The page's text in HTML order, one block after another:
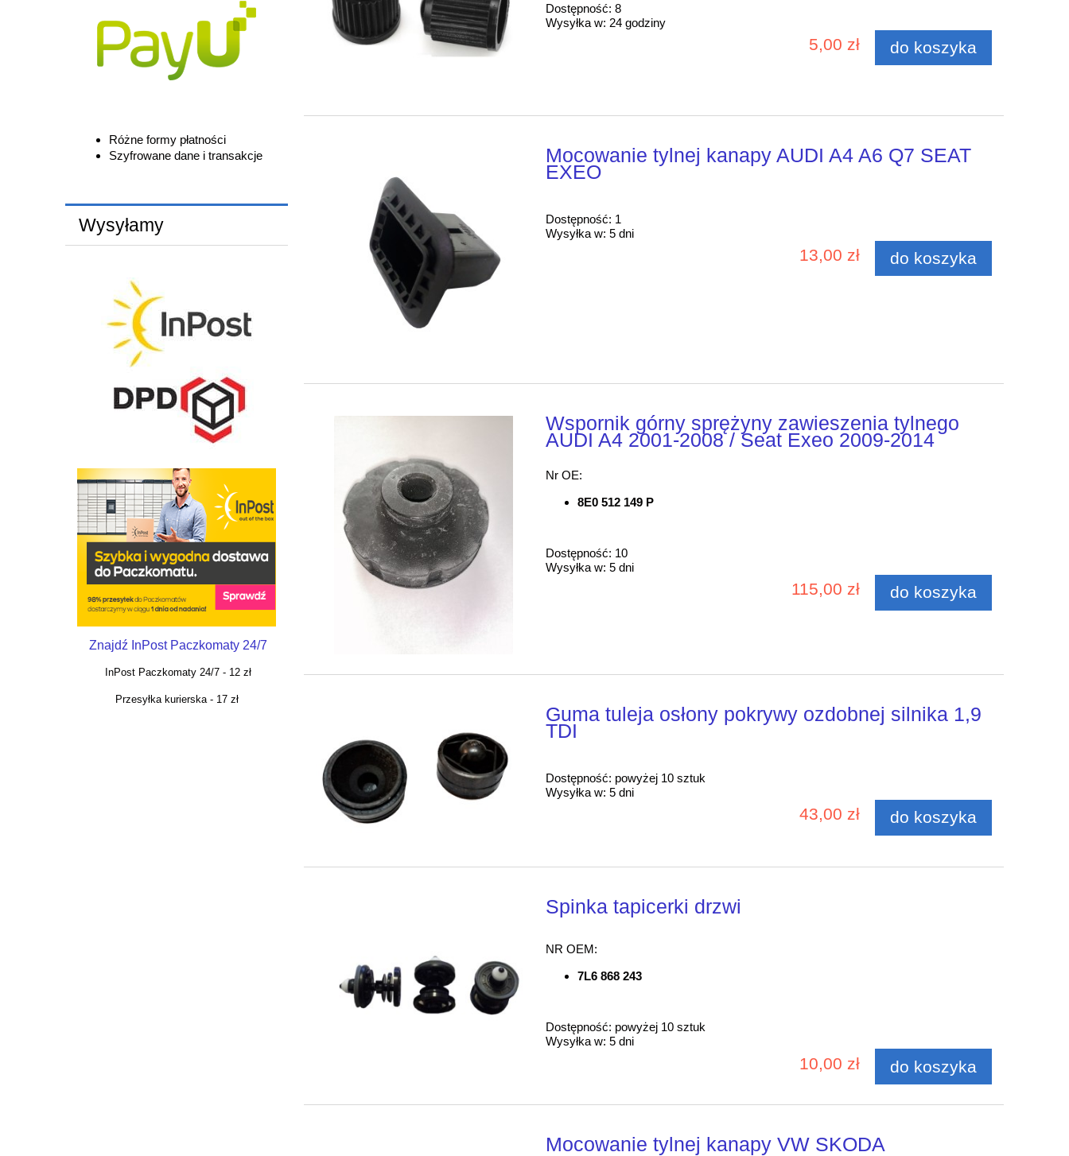
Różne formy płatności
Szyfrowane dane i transakcje
Wysyłamy
Znajdź InPost Paczkomaty 24/7
InPost Paczkomaty 24/7 - 12 zł
Przesyłka kurierska - 17 zł
Dostępność: 8
Wysyłka w: 24 godziny
5,00 zł do koszyka
Mocowanie tylnej kanapy AUDI A4 A6 Q7 SEAT
EXEO
Dostępność: 1
Wysyłka w: 5 dni
13,00 zł do koszyka
Wspornik górny sprężyny zawieszenia tylnego
AUDI A4 2001-2008 / Seat Exeo 2009-2014
Nr OE:
8E0 512 149 P
Dostępność: 10
Wysyłka w: 5 dni
115,00 zł do koszyka
Guma tuleja osłony pokrywy ozdobnej silnika 1,9
TDI
Dostępność: powyżej 10 sztuk
Wysyłka w: 5 dni
43,00 zł do koszyka
Spinka tapicerki drzwi
NR OEM:
7L6 868 243
Dostępność: powyżej 10 sztuk
Wysyłka w: 5 dni
10,00 zł do koszyka
Mocowanie tylnej kanapy VW SKODA